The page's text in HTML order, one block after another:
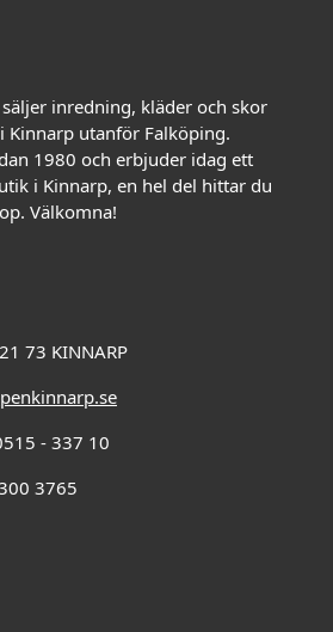
inredning, kläder och skor
Kinnarp utanför Falköping.
1980 och erbjuder idag ett
i Kinnarp, en hel del hittar du
Välkomna!
73 KINNARP
- 337 10
3765